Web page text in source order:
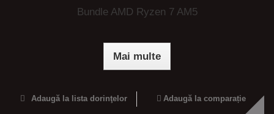
Bundle AMD Ryzen 7 AM5
Mai multe
Adaugă la lista dorinţelor Adaugă la comparație